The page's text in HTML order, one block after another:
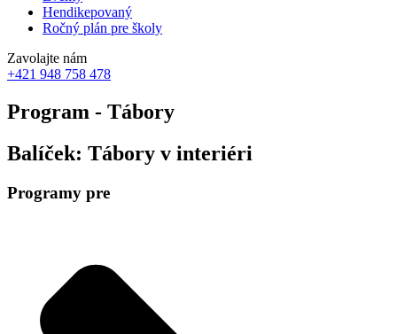
Hendikepovaný
Ročný plán pre školy
Zavolajte nám
+421 948 758 478
Program - Tábory
Balíček: Tábory v interiéri
Programy pre